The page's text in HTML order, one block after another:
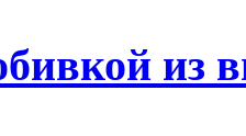
из